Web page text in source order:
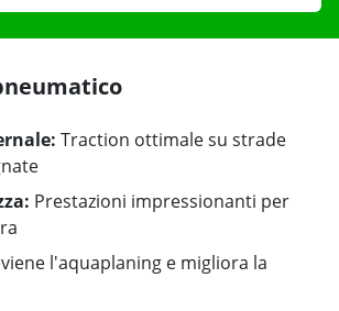
Traction ottimale su strade
Prestazioni impressionanti per
l'aquaplaning e migliora la